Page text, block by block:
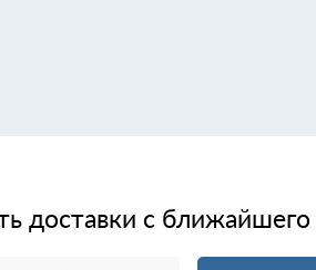
доставки с ближайшего